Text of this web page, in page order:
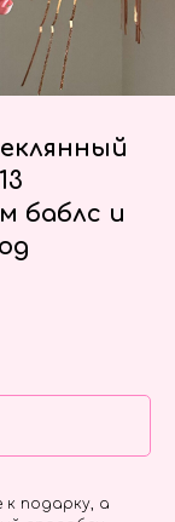
баблс и
к подарку, а